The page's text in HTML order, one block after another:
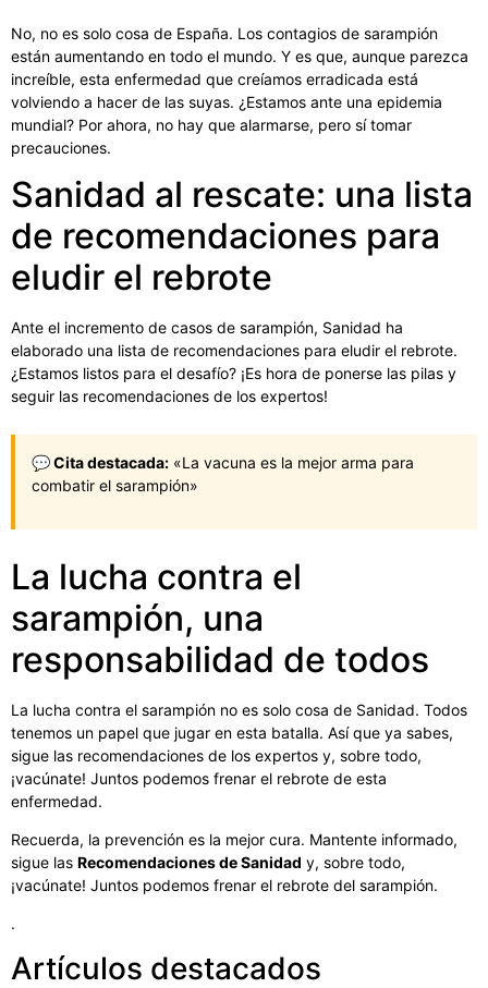
No, no es solo cosa de España. Los contagios de sarampión
están aumentando en todo el mundo. Y es que, aunque parezca
increíble, esta enfermedad que creíamos erradicada está
volviendo a hacer de las suyas. ¿Estamos ante una epidemia
mundial? Por ahora, no hay que alarmarse, pero sí tomar
precauciones.
Sanidad al rescate: una lista
de recomendaciones para
eludir el rebrote
Ante el incremento de casos de sarampión, Sanidad ha
elaborado una lista de recomendaciones para eludir el rebrote.
¿Estamos listos para el desafío? ¡Es hora de ponerse las pilas y
seguir las recomendaciones de los expertos!
💬 Cita destacada: «La vacuna es la mejor arma para
combatir el sarampión»
La lucha contra el
sarampión, una
responsabilidad de todos
La lucha contra el sarampión no es solo cosa de Sanidad. Todos
tenemos un papel que jugar en esta batalla. Así que ya sabes,
sigue las recomendaciones de los expertos y, sobre todo,
¡vacúnate! Juntos podemos frenar el rebrote de esta
enfermedad.
Recuerda, la prevención es la mejor cura. Mantente informado,
sigue las Recomendaciones de Sanidad y, sobre todo,
¡vacúnate! Juntos podemos frenar el rebrote del sarampión.
.
Artículos destacados